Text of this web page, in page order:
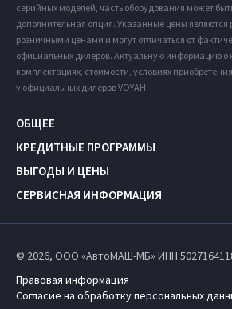
серийных моделей, часть оборудования может
дополнительная опция. Указанные цены
розничными ценами и могут отличаться от
официальных дилеров. Актуальную информацию о
комплектациях, стоимости, условиях
у официальных дилеров VOYAH.
ОБЩЕЕ
КРЕДИТНЫЕ ПРОГРАММЫ
ВЫГОДЫ И ЦЕНЫ
СЕРВИСНАЯ ИНФОРМАЦИЯ
© 2026, ООО «АвтоМАШ-МБ» ИНН
Правовая информация
Согласие на обработку персональных